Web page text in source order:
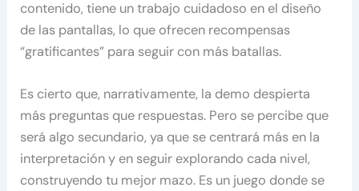
contenido, tiene un trabajo cuidadoso en el diseño
de las pantallas, lo que ofrecen recompensas
“gratificantes” para seguir con más batallas.
Es cierto que, narrativamente, la demo despierta
más preguntas que respuestas. Pero se percibe que
será algo secundario, ya que se centrará más en la
interpretación y en seguir explorando cada nivel,
construyendo tu mejor mazo. Es un juego donde se